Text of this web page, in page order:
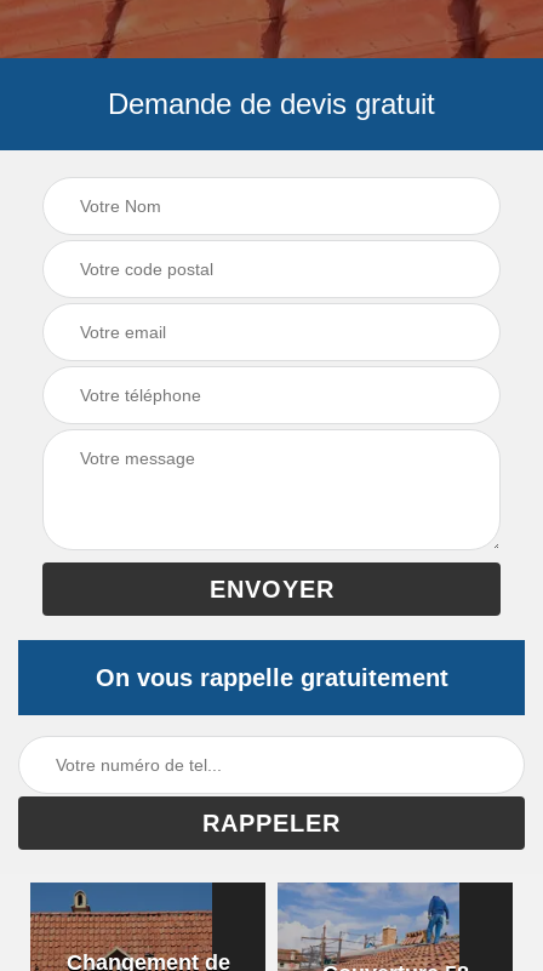
Demande de devis gratuit
On vous rappelle gratuitement
Changement de